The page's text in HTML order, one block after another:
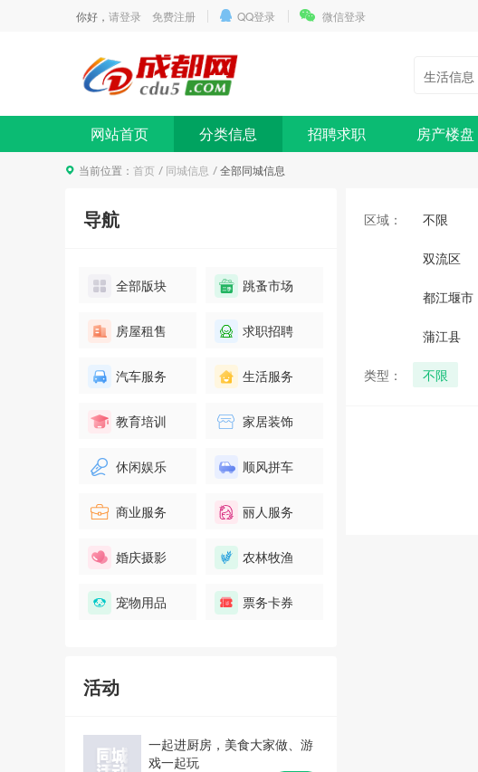
你好， 请登录 免费注册 QQ登录 微信登录
生活信息
网站首页 分类信息 招聘求职 房产楼盘
当前位置： 首页 同城信息 全部同城信息
导航
全部版块 跳蚤市场
房屋租售 求职招聘
汽车服务 生活服务
教育培训 家居装饰
休闲娱乐 顺风拼车
商业服务 丽人服务
婚庆摄影 农林牧渔
宠物用品 票务卡券
活动
一起进厨房，美食大家做、游
戏一起玩
区域： 不限
双流区
都江堰市
蒲江县
类型： 不限